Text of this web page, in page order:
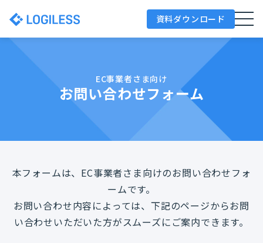
資料ダウンロード
EC事業者さま向け
お問い合わせフォーム
本フォームは、EC事業者さま向けのお問い合わせフォ
ームです。
お問い合わせ内容によっては、下記のページからお問
い合わせいただいた方がスムーズにご案内できます。